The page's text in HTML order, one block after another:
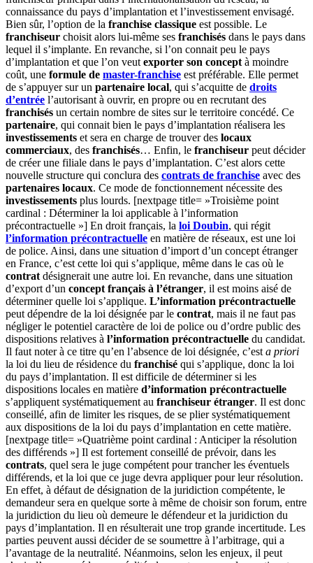
connaissance du pays d’implantation et l’investissement envisagé.
Bien sûr, l’option de la franchise classique est possible. Le
franchiseur choisit alors lui-même ses franchisés dans le pays dans
lequel il s’implante. En revanche, si l’on connait peu le pays
d’implantation et que l’on veut exporter son concept à moindre
coût, une formule de master-franchise est préférable. Elle permet
de s’appuyer sur un partenaire local, qui s’acquitte de droits
d’entrée l’autorisant à ouvrir, en propre ou en recrutant des
franchisés un certain nombre de sites sur le territoire concédé. Ce
partenaire, qui connait bien le pays d’implantation réalisera les
investissements et sera en charge de trouver des locaux
commerciaux, des franchisés… Enfin, le franchiseur peut décider
de créer une filiale dans le pays d’implantation. C’est alors cette
nouvelle structure qui conclura des contrats de franchise avec des
partenaires locaux. Ce mode de fonctionnement nécessite des
investissements plus lourds. [nextpage title= »Troisième point
cardinal : Déterminer la loi applicable à l’information
précontractuelle »] En droit français, la loi Doubin, qui régit
l’information précontractuelle en matière de réseaux, est une loi
de police. Ainsi, dans une situation d’import d’un concept étranger
en France, c’est cette loi qui s’applique, même dans le cas où le
contrat désignerait une autre loi. En revanche, dans une situation
d’export d’un concept français à l’étranger, il est moins aisé de
déterminer quelle loi s’applique. L’information précontractuelle
peut dépendre de la loi désignée par le contrat, mais il ne faut pas
négliger le potentiel caractère de loi de police ou d’ordre public des
dispositions relatives à l’information précontractuelle du candidat.
Il faut noter à ce titre qu’en l’absence de loi désignée, c’est a priori
la loi du lieu de résidence du franchisé qui s’applique, donc la loi
du pays d’implantation. Il est difficile de déterminer si les
dispositions locales en matière d’information précontractuelle
s’appliquent systématiquement au franchiseur étranger. Il est donc
conseillé, afin de limiter les risques, de se plier systématiquement
aux dispositions de la loi du pays d’implantation en cette matière.
[nextpage title= »Quatrième point cardinal : Anticiper la résolution
des différends »] Il est fortement conseillé de prévoir, dans les
contrats, quel sera le juge compétent pour trancher les éventuels
différends, et la loi que ce juge devra appliquer pour leur résolution.
En effet, à défaut de désignation de la juridiction compétente, le
demandeur sera en quelque sorte à même de choisir son forum, entre
la juridiction du lieu où demeure le défendeur et la juridiction du
pays d’implantation. Il en résulterait une trop grande incertitude. Les
parties peuvent aussi décider de se soumettre à l’arbitrage, qui a
l’avantage de la neutralité. Néanmoins, selon les enjeux, il peut